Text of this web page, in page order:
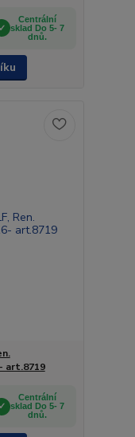
Centrální
sklad Do 5- 7
dnů.
art.8719
Centrální
sklad Do 5- 7
dnů.